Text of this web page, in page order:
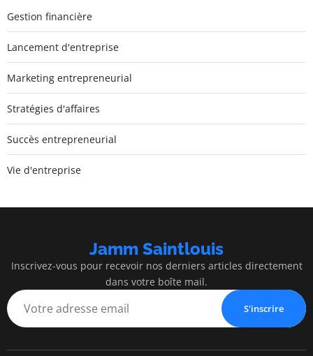
Gestion financière
Lancement d'entreprise
Marketing entrepreneurial
Stratégies d'affaires
Succès entrepreneurial
Vie d'entreprise
Jamm Saintlouis
Inscrivez-vous pour recevoir nos derniers articles directement
dans votre boîte mail.
S'inscrire